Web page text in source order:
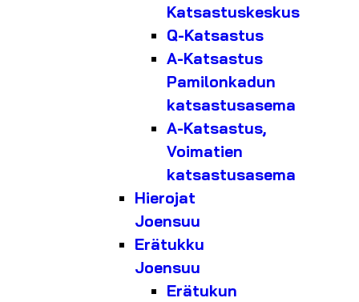
Katsastuskeskus
Q-Katsastus
A-Katsastus
Pamilonkadun
katsastusasema
A-Katsastus,
Voimatien
katsastusasema
Hierojat
Joensuu
Erätukku
Joensuu
Erätukun